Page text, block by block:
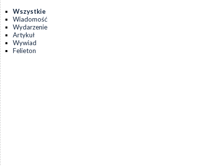
Wszystkie
Wiadomość
Wydarzenie
Artykuł
Wywiad
Felieton